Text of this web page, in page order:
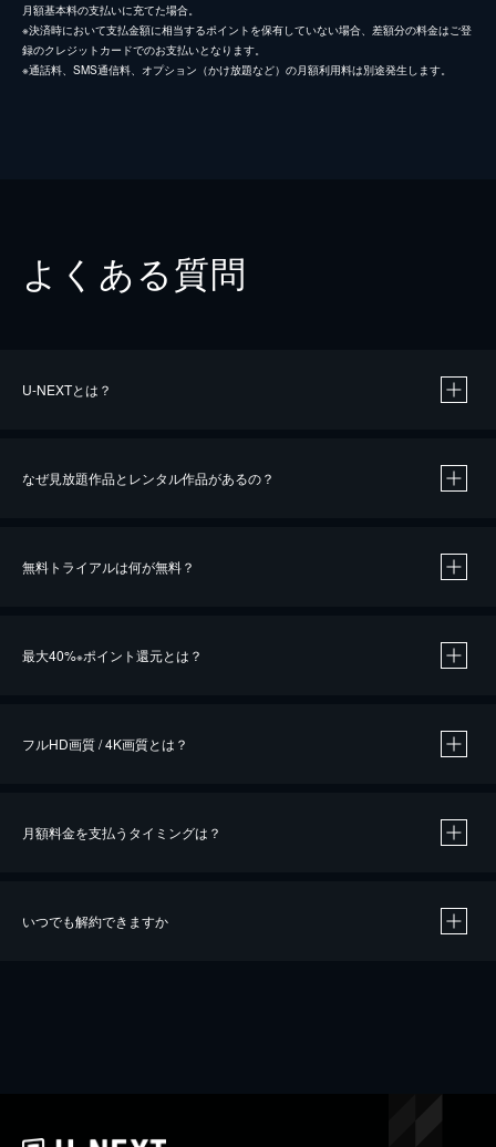
月額基本料の支払いに充てた場合。
※決済時において支払金額に相当するポイントを保有していない場合、差額分の料金はご登
録のクレジットカードでのお支払いとなります。
※通話料、SMS通信料、オプション（かけ放題など）の月額利用料は別途発生します。
よくある質問
U-NEXTとは？
なぜ見放題作品とレンタル作品があるの？
無料トライアルは何が無料？
最大40%※ポイント還元とは？
※40％ポイント還元の対象は、クレジットカード決済による作品の購入 / レンタルです。
iOSアプリのUコイン決済による作品の購入 / レンタルは、20％のポイント還元です。
フルHD画質 / 4K画質とは？
月額料金を支払うタイミングは？
いつでも解約できますか